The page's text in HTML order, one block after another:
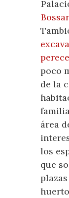
poco
de la
área
los
que